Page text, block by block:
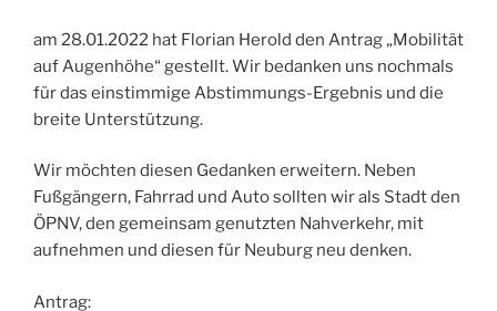
am 28.01.2022 hat Florian Herold den Antrag „Mobilität
auf Augenhöhe“ gestellt. Wir bedanken uns nochmals
für das einstimmige Abstimmungs-Ergebnis und die
breite Unterstützung.
Wir möchten diesen Gedanken erweitern. Neben
Fußgängern, Fahrrad und Auto sollten wir als Stadt den
ÖPNV, den gemeinsam genutzten Nahverkehr, mit
aufnehmen und diesen für Neuburg neu denken.
Antrag: